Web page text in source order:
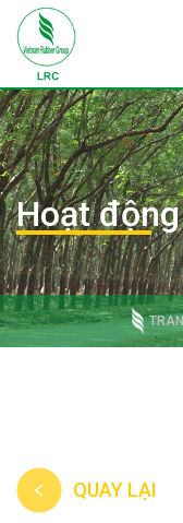
Hoạt
QUAY LẠI